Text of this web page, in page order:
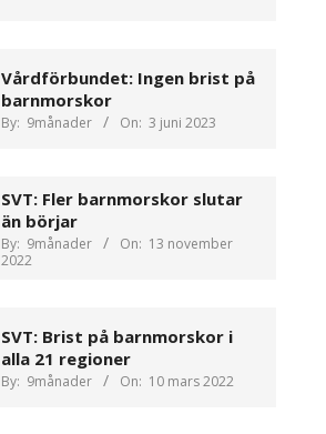
Vårdförbundet: Ingen brist på
barnmorskor
By: 9månader On: 3 juni 2023
SVT: Fler barnmorskor slutar
än börjar
By: 9månader On: 13 november
2022
SVT: Brist på barnmorskor i
alla 21 regioner
By: 9månader On: 10 mars 2022